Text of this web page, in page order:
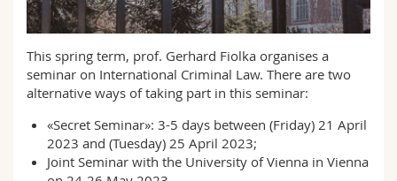
Sciences et médecine
Interfacultaire
Collaborateurs
Doctorants
Webmail
Programme des cours
This spring term, prof. Gerhard Fiolka organises a
seminar on International Criminal Law. There are two
alternative ways of taking part in this seminar:
«Secret Seminar»: 3-5 days between (Friday) 21 April
2023 and (Tuesday) 25 April 2023;
Joint Seminar with the University of Vienna in Vienna